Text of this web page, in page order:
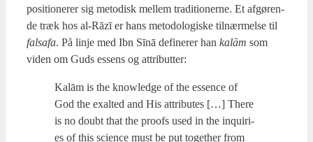
posi­tio­ne­rer sig meto­disk mel­lem tra­di­tio­ner­ne. Et afgø­ren­
de træk hos al-Rāzī er hans meto­do­lo­gi­ske til­nær­mel­se til
fals­a­fa. På linje med Ibn Sīnā defi­ne­rer han kalām som
viden om Guds essens og attri­but­ter:
Kalām is the know­led­ge of the essen­ce of
God the exal­ted and His attri­bu­tes […] The­re
is no doubt that the proofs used in the inqui­ri­
es of this sci­en­ce must be put toget­her from